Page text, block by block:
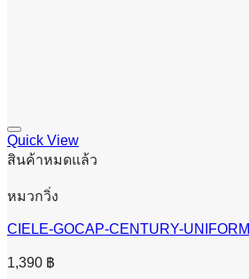
Quick View
สินค้าหมดแล้ว
หมวกวิ่ง
CIELE-GOCAP-CENTURY-UNIFORM
1,390 ฿